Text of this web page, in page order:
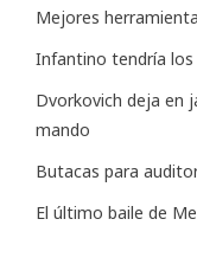
Mejores
Infantino tendría los
Dvorkovich deja en
mando
Butacas para
El último baile de